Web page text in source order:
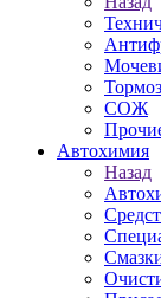
СОЖ
Автохимия
Назад